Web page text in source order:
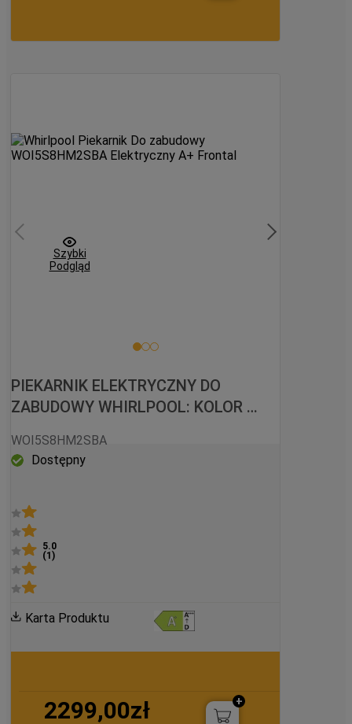
Szybki
Podgląd
PIEKARNIK ELEKTRYCZNY DO
ZABUDOWY WHIRLPOOL: KOLOR
WOI5S8HM2SBA
WOI5S8HM2SBA
Dostępny
5.0
(1)
Karta Produktu
2299,00zł